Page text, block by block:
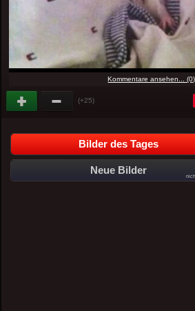
Kommentare ansehen... (0)
(+25)
Bilder des Tages
Neue Bilder